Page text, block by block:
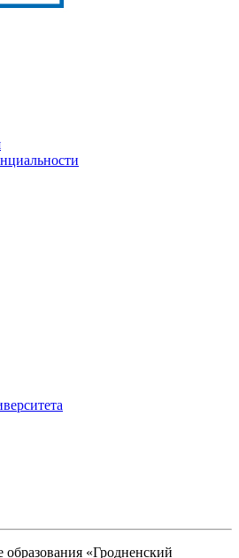
«Гродненский